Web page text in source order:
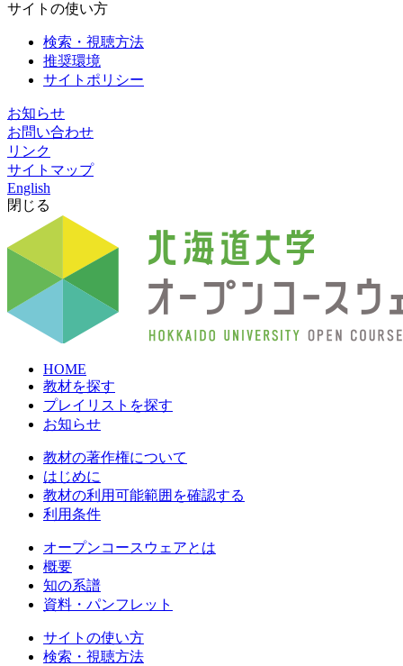
サイトの使い方
検索・視聴方法
推奨環境
サイトポリシー
お知らせ
お問い合わせ
リンク
サイトマップ
English
閉じる
HOME
教材を探す
プレイリストを探す
お知らせ
教材の著作権について
はじめに
教材の利用可能範囲を確認する
利用条件
オープンコースウェアとは
概要
知の系譜
資料・パンフレット
サイトの使い方
検索・視聴方法